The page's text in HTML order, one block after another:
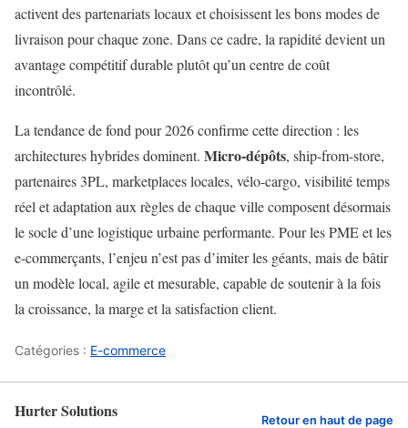
activent des partenariats locaux et choisissent les bons modes de
livraison pour chaque zone. Dans ce cadre, la rapidité devient un
avantage compétitif durable plutôt qu’un centre de coût
incontrôlé.
La tendance de fond pour 2026 confirme cette direction : les
architectures hybrides dominent. Micro-dépôts, ship-from-store,
partenaires 3PL, marketplaces locales, vélo-cargo, visibilité temps
réel et adaptation aux règles de chaque ville composent désormais
le socle d’une logistique urbaine performante. Pour les PME et les
e-commerçants, l’enjeu n’est pas d’imiter les géants, mais de bâtir
un modèle local, agile et mesurable, capable de soutenir à la fois
la croissance, la marge et la satisfaction client.
Catégories : E-commerce
Hurter Solutions Retour en haut de page